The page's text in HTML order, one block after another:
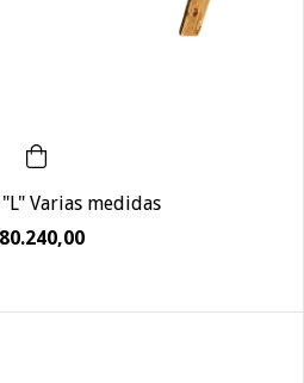
"L" Varias medidas